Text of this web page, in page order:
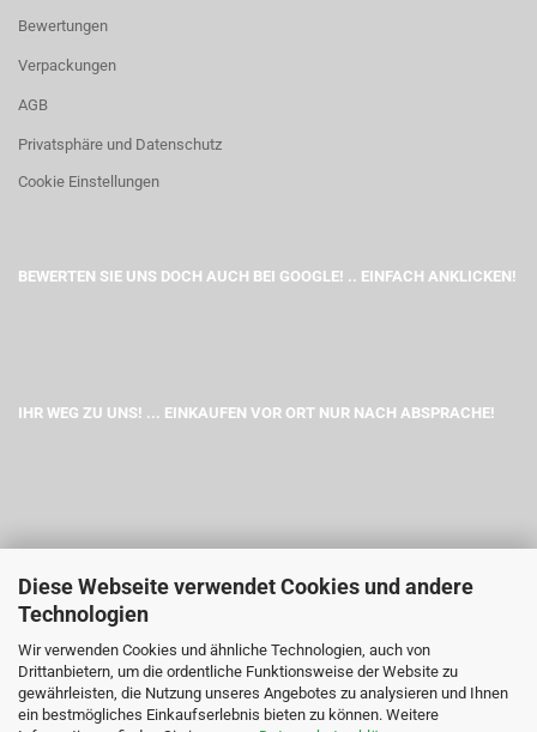
Diese Webseite verwendet Cookies und andere
Technologien
Wir verwenden Cookies und ähnliche Technologien, auch von
Drittanbietern, um die ordentliche Funktionsweise der Website zu
gewährleisten, die Nutzung unseres Angebotes zu analysieren und Ihnen
ein bestmögliches Einkaufserlebnis bieten zu können. Weitere
Bewertungen
Verpackungen
AGB
Privatsphäre und Datenschutz
Cookie Einstellungen
BEWERTEN SIE UNS DOCH AUCH BEI GOOGLE! .. EINFACH ANKLICKEN!
IHR WEG ZU UNS! ... EINKAUFEN VOR ORT NUR NACH ABSPRACHE!